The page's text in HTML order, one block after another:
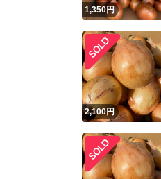
1,350円
2,100円